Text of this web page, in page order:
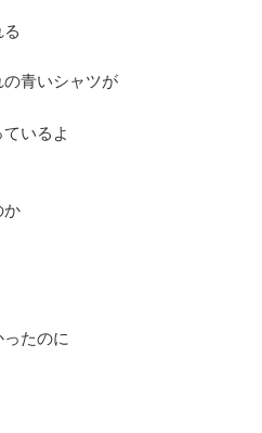
青いシャツが
いるよ
か
たのに